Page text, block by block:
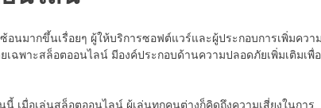
นมากขึ้นเรื่อยๆ ผู้ให้บริการซอฟต์แวร์และผู้ประกอบการเพิ่มควา
ฉพาะสล็อตออนไลน์ มีองค์ประกอบด้านความปลอดภัยเพิ่มเติมเพื่อ
เมื่อเล่นสล็อตออนไลน์ ผู้เล่นทุกคนต่างก็คิดถึงความเสี่ยงในการ